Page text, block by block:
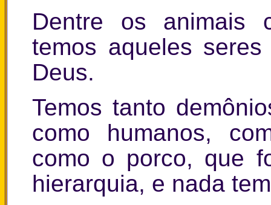
Dentre os animais
temos aqueles
Deus.
Temos tanto
como humanos,
como o porco, que
hierarquia, e nada